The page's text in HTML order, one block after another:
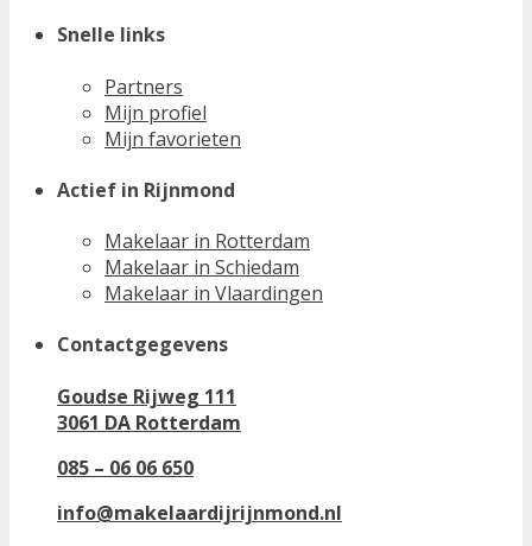
Snelle links
Partners
Mijn profiel
Mijn favorieten
Actief in Rijnmond
Makelaar in Rotterdam
Makelaar in Schiedam
Makelaar in Vlaardingen
Contactgegevens
Goudse Rijweg 111
3061 DA Rotterdam
085 – 06 06 650
info@makelaardijrijnmond.nl